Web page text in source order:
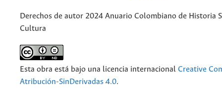
Derechos de autor 2024 Anuario Colombiano de Historia
Cultura
Esta obra está bajo una licencia internacional Creative
Atribución-SinDerivadas 4.0.